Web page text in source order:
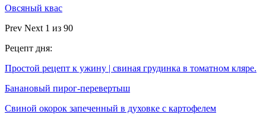
Овсяный квас
Prev Next 1 из 90
Рецепт дня:
Простой рецепт к ужину | свиная грудинка в томатном кляре.
Банановый пирог-перевертыш
Свиной окорок запеченный в духовке с картофелем